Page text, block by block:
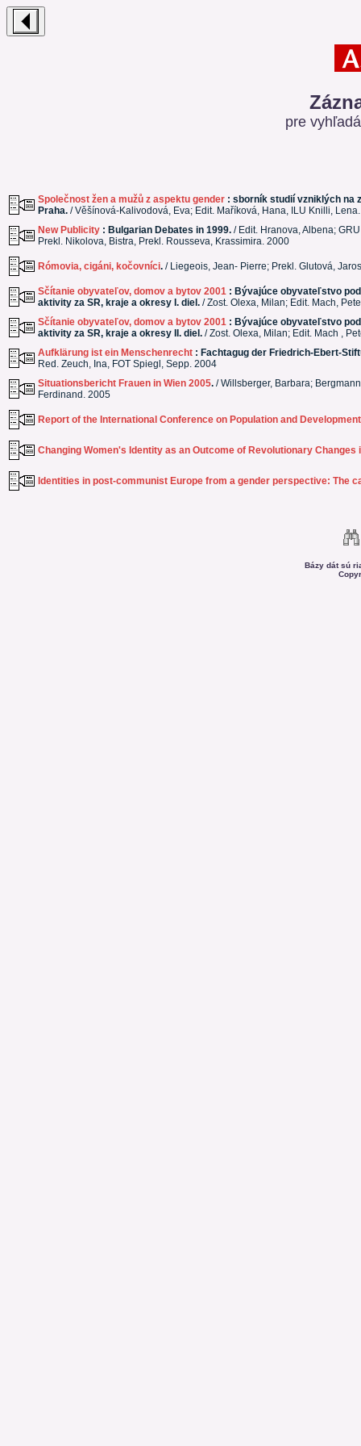
pre
Společnost žen a mužů z aspektu gender : sborník studií vzniklých na
Praha. / Věšínová-Kalivodová, Eva; Edit. Maříková, Hana, ILU Knilli,
New Publicity : Bulgarian Debates in 1999. / Edit. Hranova, Albena;
Prekl. Nikolova, Bistra, Prekl. Rousseva, Krassimira. 2000
Rómovia, cigáni, kočovníci. / Liegeois, Jean- Pierre; Prekl. Glutová,
Sčítanie obyvateľov, domov a bytov 2001 : Bývajúce obyvateľstvo
aktivity za SR, kraje a okresy I. diel. / Zost. Olexa, Milan; Edit. Mach,
Sčítanie obyvateľov, domov a bytov 2001 : Bývajúce obyvateľstvo
aktivity za SR, kraje a okresy II. diel. / Zost. Olexa, Milan; Edit. Mach ,
Aufklärung ist ein Menschenrecht : Fachtagug der Friedrich-Ebert-
Red. Zeuch, Ina, FOT Spiegl, Sepp. 2004
Situationsbericht Frauen in Wien 2005. / Willsberger, Barbara;
Ferdinand. 2005
Report of the International Conference on Population and Development
Changing Women's Identity as an Outcome of Revolutionary Changes
Identities in post-communist Europe from a gender perspective: The
Bázy dát sú